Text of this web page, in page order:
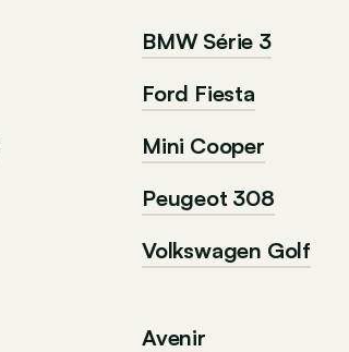
BMW Série 3
Ford Fiesta
Mini Cooper
Peugeot 308
Volkswagen Golf
Avenir